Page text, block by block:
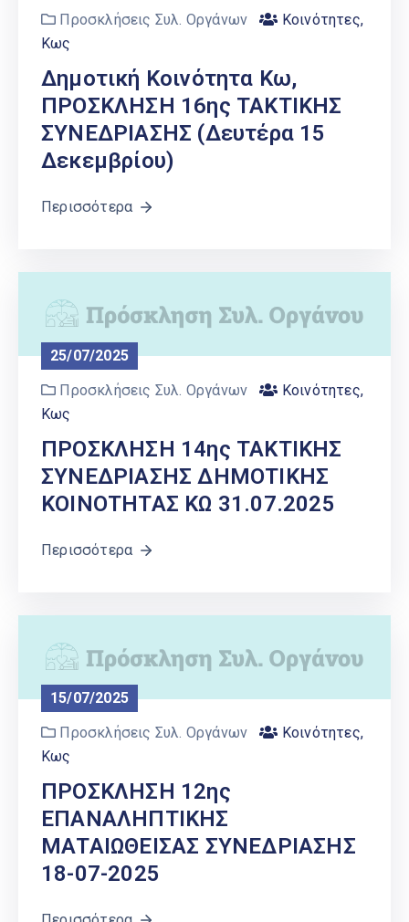
Προσκλήσεις Συλ. Οργάνων
Κοινότητες,
Κως
Δημοτική Κοινότητα Κω,
ΠΡΟΣΚΛΗΣΗ 16ης ΤΑΚΤΙΚΗΣ
ΣΥΝΕΔΡΙΑΣΗΣ (Δευτέρα 15
Δεκεμβρίου)
Περισσότερα
25/07/2025
Προσκλήσεις Συλ. Οργάνων
Κοινότητες,
Κως
ΠΡΟΣΚΛΗΣΗ 14ης ΤΑΚΤΙΚΗΣ
ΣΥΝΕΔΡΙΑΣΗΣ ΔΗΜΟΤΙΚΗΣ
ΚΟΙΝΟΤΗΤΑΣ ΚΩ 31.07.2025
Περισσότερα
15/07/2025
Προσκλήσεις Συλ. Οργάνων
Κοινότητες,
Κως
ΠΡΟΣΚΛΗΣΗ 12ης
ΕΠΑΝΑΛΗΠΤΙΚΗΣ
ΜΑΤΑΙΩΘΕΙΣΑΣ ΣΥΝΕΔΡΙΑΣΗΣ
18-07-2025